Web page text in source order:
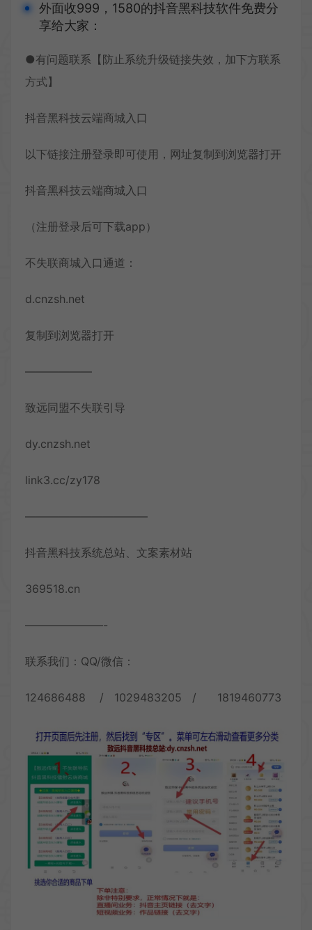
外面收999，1580的抖音黑科技软件免费分
享给大家：
●有问题联系【防止系统升级链接失效，加下方联系
方式】
抖音黑科技云端商城入口
以下链接注册登录即可使用，网址复制到浏览器打开
抖音黑科技云端商城入口
（注册登录后可下载app）
不失联商城入口通道：
d.cnzsh.net
复制到浏览器打开
——————
致远同盟不失联引导
dy.cnzsh.net
link3.cc/zy178
———————————
抖音黑科技系统总站、文案素材站
369518.cn
———————-
联系我们：QQ/微信：
124686488 / 1029483205 / 1819460773